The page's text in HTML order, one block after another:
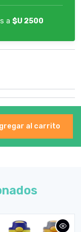
a $U 2500
al carrito